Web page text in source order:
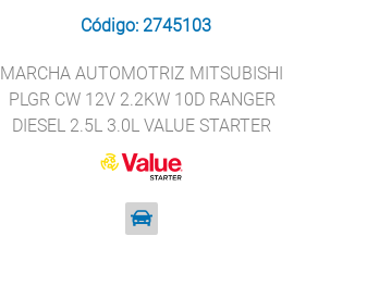
Código: 2745103
MARCHA AUTOMOTRIZ MITSUBISHI
PLGR CW 12V 2.2KW 10D RANGER
DIESEL 2.5L 3.0L VALUE STARTER
32352